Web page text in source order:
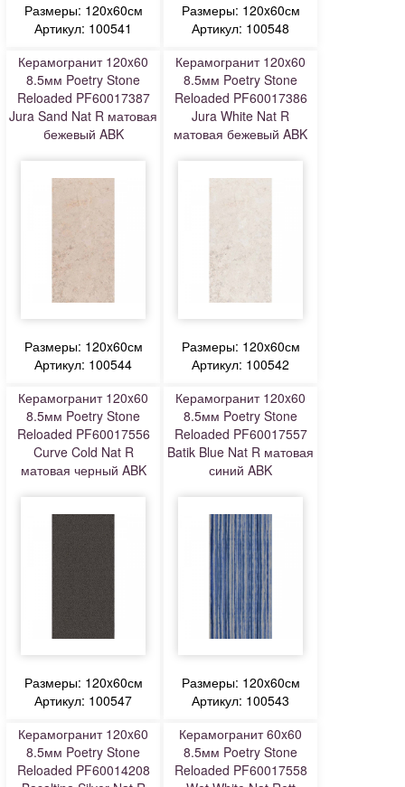
Размеры: 120x60см
Артикул: 100541
Размеры: 120x60см
Артикул: 100548
Керамогранит 120x60
8.5мм Poetry Stone
Reloaded PF60017387
Jura Sand Nat R матовая
бежевый ABK
Размеры: 120x60см
Артикул: 100544
Керамогранит 120x60
8.5мм Poetry Stone
Reloaded PF60017386
Jura White Nat R
матовая бежевый ABK
Размеры: 120x60см
Артикул: 100542
Керамогранит 120x60
8.5мм Poetry Stone
Reloaded PF60017556
Curve Cold Nat R
матовая черный ABK
Размеры: 120x60см
Артикул: 100547
Керамогранит 120x60
8.5мм Poetry Stone
Reloaded PF60017557
Batik Blue Nat R матовая
синий ABK
Размеры: 120x60см
Артикул: 100543
Керамогранит 120x60
8.5мм Poetry Stone
Reloaded PF60014208
Керамогранит 60x60
8.5мм Poetry Stone
Reloaded PF60017558